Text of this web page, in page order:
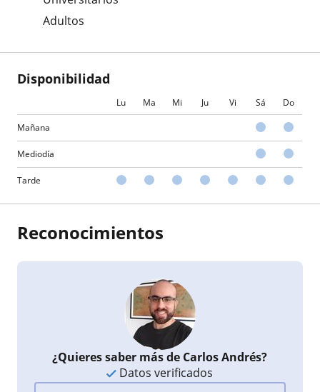
Adultos
Disponibilidad
Lu Ma Mi Ju Vi Sá Do
Mañana
Mediodía
Tarde
Reconocimientos
¿Quieres saber más de Carlos Andrés?
Datos verificados